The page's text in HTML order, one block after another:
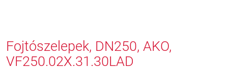
Fojtószelepek, DN250, AKO,
VF250.02X.31.30LAD